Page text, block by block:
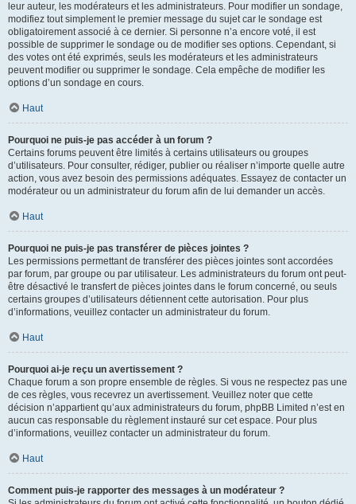
leur auteur, les modérateurs et les administrateurs. Pour modifier un sondage,
modifiez tout simplement le premier message du sujet car le sondage est
obligatoirement associé à ce dernier. Si personne n’a encore voté, il est
possible de supprimer le sondage ou de modifier ses options. Cependant, si
des votes ont été exprimés, seuls les modérateurs et les administrateurs
peuvent modifier ou supprimer le sondage. Cela empêche de modifier les
options d’un sondage en cours.
Haut
Pourquoi ne puis-je pas accéder à un forum ?
Certains forums peuvent être limités à certains utilisateurs ou groupes
d’utilisateurs. Pour consulter, rédiger, publier ou réaliser n’importe quelle autre
action, vous avez besoin des permissions adéquates. Essayez de contacter un
modérateur ou un administrateur du forum afin de lui demander un accès.
Haut
Pourquoi ne puis-je pas transférer de pièces jointes ?
Les permissions permettant de transférer des pièces jointes sont accordées
par forum, par groupe ou par utilisateur. Les administrateurs du forum ont peut-
être désactivé le transfert de pièces jointes dans le forum concerné, ou seuls
certains groupes d’utilisateurs détiennent cette autorisation. Pour plus
d’informations, veuillez contacter un administrateur du forum.
Haut
Pourquoi ai-je reçu un avertissement ?
Chaque forum a son propre ensemble de règles. Si vous ne respectez pas une
de ces règles, vous recevrez un avertissement. Veuillez noter que cette
décision n’appartient qu’aux administrateurs du forum, phpBB Limited n’est en
aucun cas responsable du règlement instauré sur cet espace. Pour plus
d’informations, veuillez contacter un administrateur du forum.
Haut
Comment puis-je rapporter des messages à un modérateur ?